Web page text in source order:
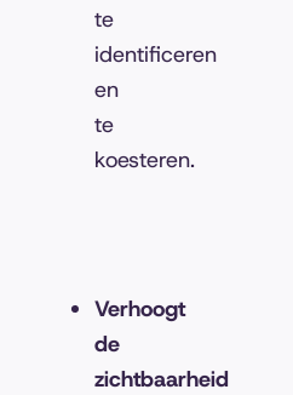
te
identificeren
en
te
koesteren.
Verhoogt
de
zichtbaarheid